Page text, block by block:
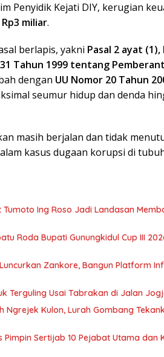
Penyidik Kejati DIY, kerugian
Rp3 miliar.
berlapis, yakni Pasal 2 ayat
Tahun 1999 tentang
dengan UU Nomor 20 Tahun
seumur hidup dan denda
masih berjalan dan tidak
kasus dugaan korupsi di
Ing Roso Jadi Landasan
Roda Bupati Gunungkidul Cup III
Zankore, Bangun Platform
Terguling Usai Tabrakan di Jalan
Ngrejek Kulon, Lurah Gombang
Sertijab 10 Pejabat Utama dan